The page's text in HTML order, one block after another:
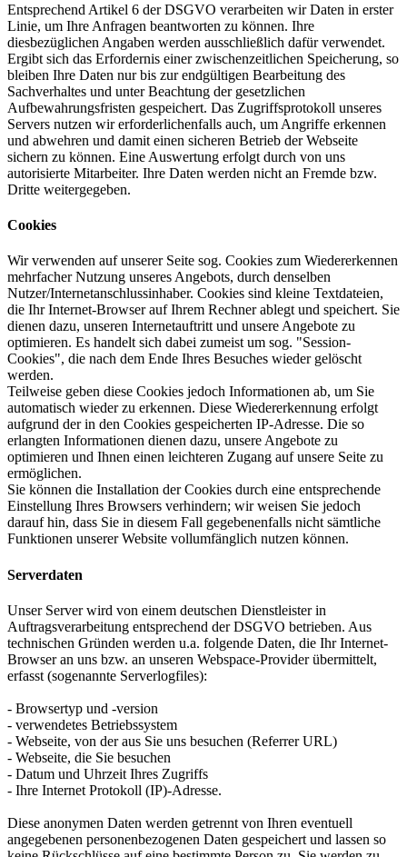
Entsprechend Artikel 6 der DSGVO verarbeiten wir Daten in erster
Linie, um Ihre Anfragen beantworten zu können. Ihre
diesbezüglichen Angaben werden ausschließlich dafür verwendet.
Ergibt sich das Erfordernis einer zwischenzeitlichen Speicherung, so
bleiben Ihre Daten nur bis zur endgültigen Bearbeitung des
Sachverhaltes und unter Beachtung der gesetzlichen
Aufbewahrungsfristen gespeichert. Das Zugriffsprotokoll unseres
Servers nutzen wir erforderlichenfalls auch, um Angriffe erkennen
und abwehren und damit einen sicheren Betrieb der Webseite
sichern zu können. Eine Auswertung erfolgt durch von uns
autorisierte Mitarbeiter. Ihre Daten werden nicht an Fremde bzw.
Dritte weitergegeben.
Cookies
Wir verwenden auf unserer Seite sog. Cookies zum Wiedererkennen
mehrfacher Nutzung unseres Angebots, durch denselben
Nutzer/Internetanschlussinhaber. Cookies sind kleine Textdateien,
die Ihr Internet-Browser auf Ihrem Rechner ablegt und speichert. Sie
dienen dazu, unseren Internetauftritt und unsere Angebote zu
optimieren. Es handelt sich dabei zumeist um sog. "Session-
Cookies", die nach dem Ende Ihres Besuches wieder gelöscht
werden.
Teilweise geben diese Cookies jedoch Informationen ab, um Sie
automatisch wieder zu erkennen. Diese Wiedererkennung erfolgt
aufgrund der in den Cookies gespeicherten IP-Adresse. Die so
erlangten Informationen dienen dazu, unsere Angebote zu
optimieren und Ihnen einen leichteren Zugang auf unsere Seite zu
ermöglichen.
Sie können die Installation der Cookies durch eine entsprechende
Einstellung Ihres Browsers verhindern; wir weisen Sie jedoch
darauf hin, dass Sie in diesem Fall gegebenenfalls nicht sämtliche
Funktionen unserer Website vollumfänglich nutzen können.
Serverdaten
Unser Server wird von einem deutschen Dienstleister in
Auftragsverarbeitung entsprechend der DSGVO betrieben. Aus
technischen Gründen werden u.a. folgende Daten, die Ihr Internet-
Browser an uns bzw. an unseren Webspace-Provider übermittelt,
erfasst (sogenannte Serverlogfiles):
- Browsertyp und -version
- verwendetes Betriebssystem
- Webseite, von der aus Sie uns besuchen (Referrer URL)
- Webseite, die Sie besuchen
- Datum und Uhrzeit Ihres Zugriffs
- Ihre Internet Protokoll (IP)-Adresse.
Diese anonymen Daten werden getrennt von Ihren eventuell
angegebenen personenbezogenen Daten gespeichert und lassen so